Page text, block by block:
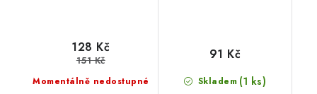
Momentálně nedostupné
128 Kč
151 Kč
Skladem (1 ks)
91 Kč